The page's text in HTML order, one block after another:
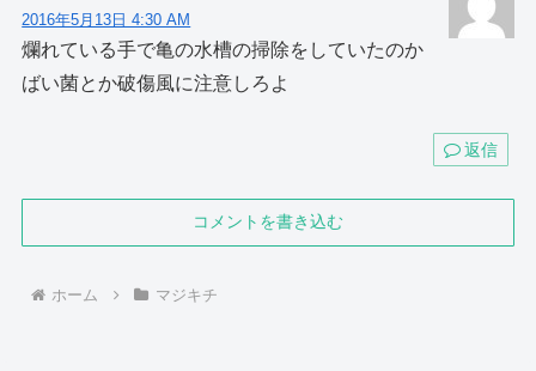
2016年5月13日 4:30 AM
爛れている手で亀の水槽の掃除をしていたのか
ばい菌とか破傷風に注意しろよ
返信
コメントを書き込む
ホーム マジキチ